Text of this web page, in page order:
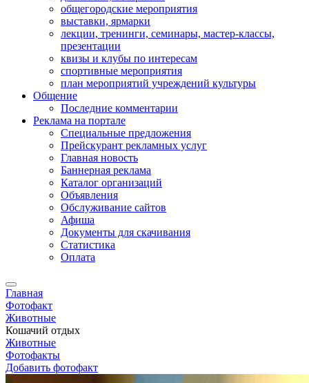
общегородские мероприятия
выставки, ярмарки
лекции, тренинги, семинары, мастер-классы,
презентации
квизы и клубы по интересам
спортивные мероприятия
план мероприятий учреждений культуры
Общение
Последние комментарии
Реклама на портале
Специальные предложения
Прейскурант рекламных услуг
Главная новость
Баннерная реклама
Каталог организаций
Объявления
Обслуживание сайтов
Афиша
Документы для скачивания
Статистика
Оплата
Главная
Фотофакт
Животные
Кошачий отдых
Животные
Фотофакты
Добавить фотофакт